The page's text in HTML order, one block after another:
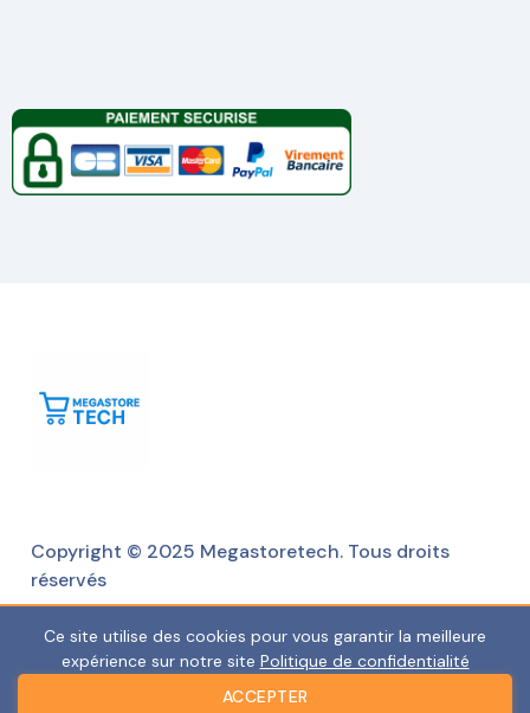
Copyright © 2025 Megastoretech. Tous droits
réservés
Ce site utilise des cookies pour vous garantir la meilleure
expérience sur notre site Politique de confidentialité
ACCEPTER